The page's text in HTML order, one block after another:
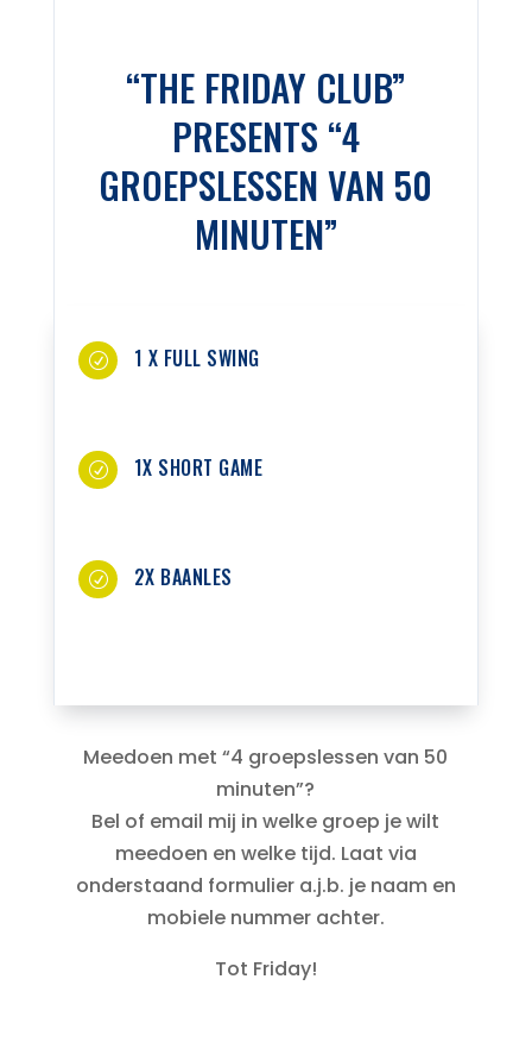
“THE FRIDAY CLUB”
PRESENTS “4
GROEPSLESSEN VAN 50
MINUTEN”
R 1 X FULL SWING
R 1X SHORT GAME
R 2X BAANLES
Meedoen met “4 groepslessen van 50
minuten”?
Bel of email mij in welke groep je wilt
meedoen en welke tijd. Laat via
onderstaand formulier a.j.b. je naam en
mobiele nummer achter.
Tot Friday!